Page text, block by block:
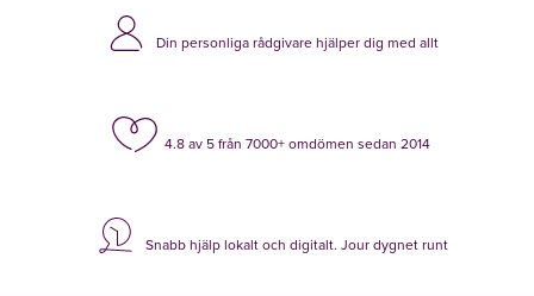
Din personliga rådgivare hjälper dig med allt
4.8 av 5 från 7000+ omdömen sedan 2014
Snabb hjälp lokalt och digitalt. Jour dygnet runt